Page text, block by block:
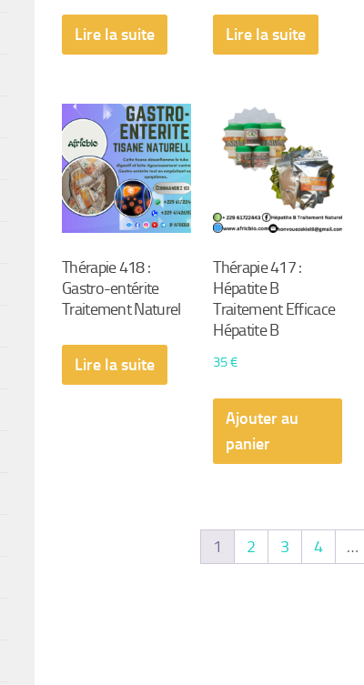
Lire la suite Lire la suite
Thérapie 418 :
Gastro-entérite
Traitement Naturel
Lire la suite
Thérapie 417 :
Hépatite B
Traitement Efficace
Hépatite B
35€
Ajouter au
panier
1 2 3 4 …